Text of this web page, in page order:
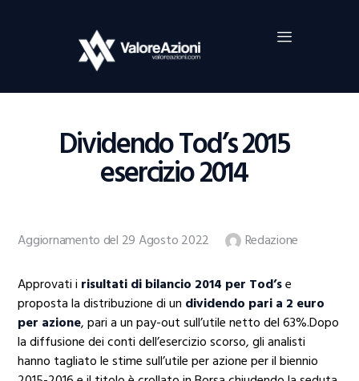
Dividendo Tod’s 2015
esercizio 2014
Home
Investimenti
Borsa
Guide Al Trading
Criptovalute
Aggiornamento del 29 Agosto 2022 Redazione
Approvati i risultati di bilancio 2014 per Tod’se
proposta la distribuzione di un dividendo pari a 2 euro
per azione, pari a un pay-out sull’utile netto del 63%.Dopo
la diffusione dei conti dell’esercizio scorso, gli analisti
hanno tagliato le stime sull’utile per azione per il biennio